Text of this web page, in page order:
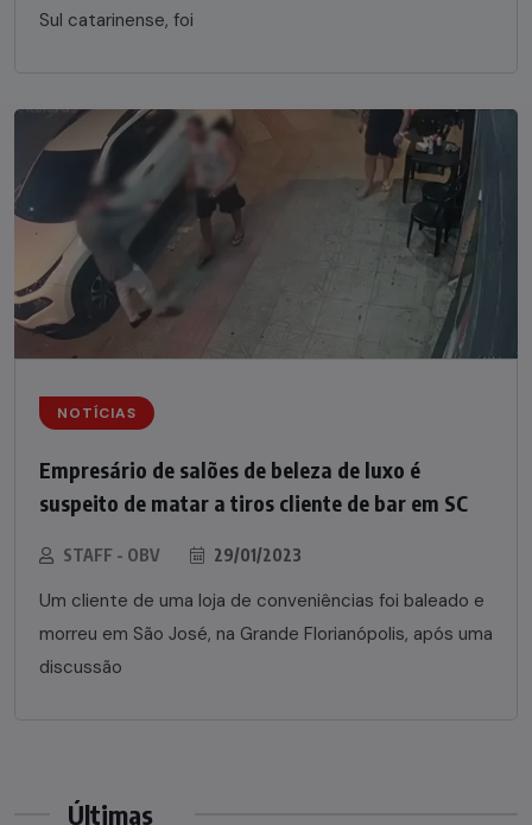
Sul catarinense, foi
NOTÍCIAS
Empresário de salões de beleza de luxo é
suspeito de matar a tiros cliente de bar em SC
STAFF - OBV 29/01/2023
Um cliente de uma loja de conveniências foi baleado e
morreu em São José, na Grande Florianópolis, após uma
discussão
Últimas